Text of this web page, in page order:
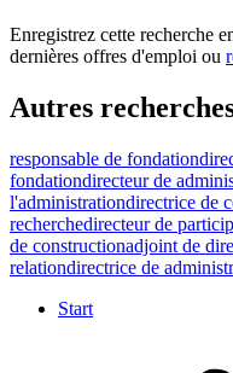
Enregistrez cette recherche
dernières offres d'emploi ou
Autres
responsable de fondation
fondationdirecteur de
l'administrationdirectrice de
recherchedirecteur de
de constructionadjoint de
relationdirectrice de
Start